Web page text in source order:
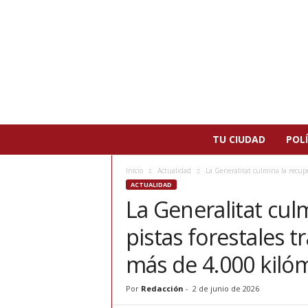
TU CIUDAD
Inicio Actualidad La Generalitat culmina la
ACTUALIDAD
La Generalitat
pistas forestales
más de 4.000
Por Redacción - 2 de junio de 2026